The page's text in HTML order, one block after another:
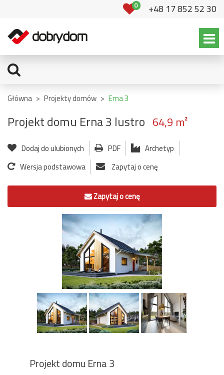
0 +48 17 852 52 30
Główna > Projekty domów > Erna 3
Projekt domu Erna 3 lustro 64,9 m²
Dodaj do ulubionych PDF
Archetyp
Wersja podstawowa
Zapytaj o cenę
Zapytaj o cenę
Projekt domu Erna 3